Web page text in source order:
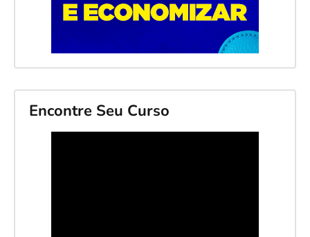
Encontre Seu Curso